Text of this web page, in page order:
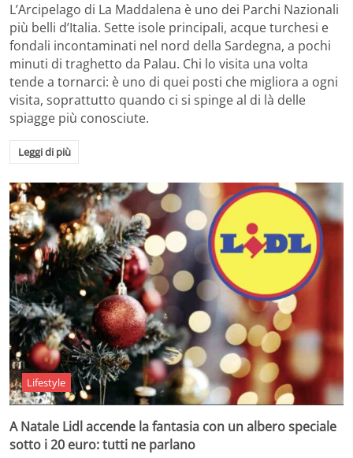
L’Arcipelago di La Maddalena è uno dei Parchi Nazionali
più belli d’Italia. Sette isole principali, acque turchesi e
fondali incontaminati nel nord della Sardegna, a pochi
minuti di traghetto da Palau. Chi lo visita una volta
tende a tornarci: è uno di quei posti che migliora a ogni
visita, soprattutto quando ci si spinge al di là delle
spiagge più conosciute.
Leggi di più
Lifestyle
A Natale Lidl accende la fantasia con un albero speciale
sotto i 20 euro: tutti ne parlano